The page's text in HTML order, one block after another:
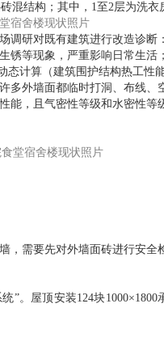
混结构；其中，1至2层为洗衣
宿舍楼现状照片
调研对既有建筑进行改造诊断：
锈等现象，严重影响日常生活；
计算（建筑围护结构热工性
外墙面都临时打洞、布线、
，且气密性等级和水密性
堂宿舍楼现状照片
需要先对外墙面砖进行安
屋顶安装124块